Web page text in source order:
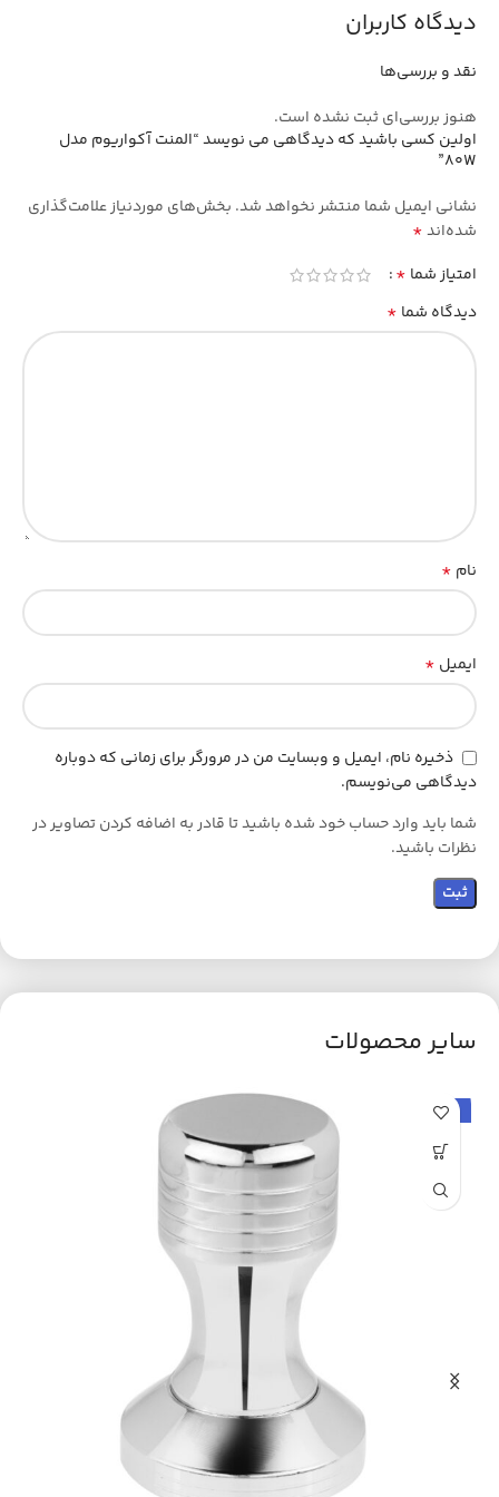
دیدگاه کاربران
نقد و بررسی‌ها
هنوز بررسی‌ای ثبت نشده است.
اولین کسی باشید که دیدگاهی می نویسد “المنت آکواریوم مدل
80W”
نشانی ایمیل شما منتشر نخواهد شد. بخش‌های موردنیاز علامت‌گذاری
شده‌اند*
امتیاز شما *
دیدگاه شما *
نام *
ایمیل *
ذخیره نام، ایمیل و وبسایت من در مرورگر برای زمانی که دوباره
دیدگاهی می‌نویسم.
شما باید وارد حساب خود شده باشید تا قادر به اضافه کردن تصاویر در
نظرات باشید.
سایر محصولات
حراج